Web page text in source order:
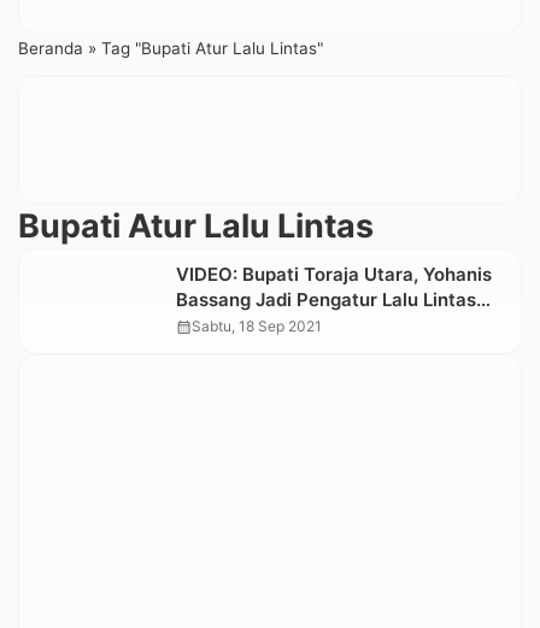
Beranda » Tag "Bupati Atur Lalu Lintas"
Bupati Atur Lalu Lintas
VIDEO: Bupati Toraja Utara, Yohanis
Bassang Jadi Pengatur Lalu Lintas
Saat Terjadi Kemacetan di Malango’
calendar_monthSabtu, 18 Sep 2021